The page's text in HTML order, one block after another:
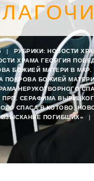
| РУБРИКИ: НОВОСТИ
ХРАМА ГЕОРГИЯ
БОЖИЕЙ МАТЕРИ В
ПОКРОВА БОЖИЕЙ
НЕРУКОТВОРНОГО
ПРП. СЕРАФИМА
СПАСА В КОТОВО,
ПОГИБШИХ»
|